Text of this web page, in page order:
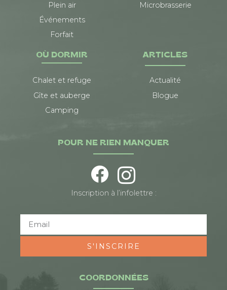
Plein air
Événements
Forfait
Microbrasserie
OÙ DORMIR
Chalet et refuge
Gîte et auberge
Camping
ARTICLES
Actualité
Blogue
COORDONNÉES
POUR NE RIEN MANQUER
Inscription à l’infolettre :
S'INSCRIRE